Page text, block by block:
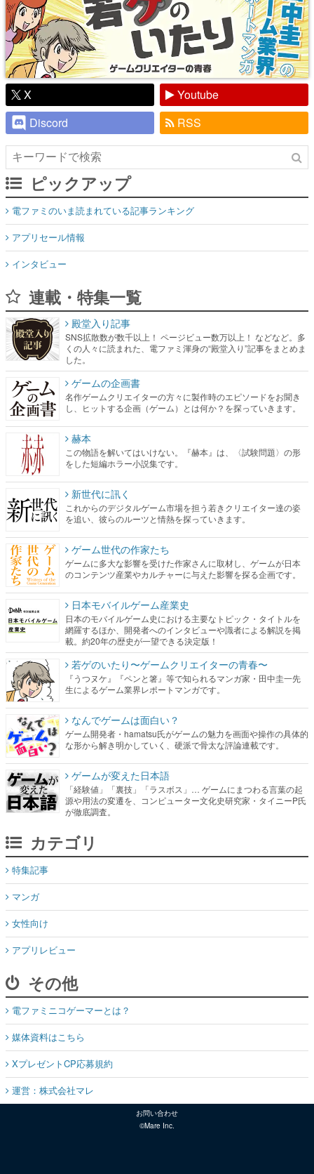
X
Youtube
Discord
RSS
ピックアップ
電ファミのいま読まれている記事ランキング
アプリセール情報
インタビュー
連載・特集一覧
殿堂入り記事
SNS拡散数が数千以上！ ページビュー数万以上！ などなど。多
くの人々に読まれた、電ファミ渾身の“殿堂入り”記事をまとめま
した。
ゲームの企画書
名作ゲームクリエイターの方々に製作時のエピソードをお聞き
し、ヒットする企画（ゲーム）とは何か？を探っていきます。
赫本
この物語を解いてはいけない。『赫本』は、〈試験問題〉の形
をした短編ホラー小説集です。
新世代に訊く
これからのデジタルゲーム市場を担う若きクリエイター達の姿
を追い、彼らのルーツと情熱を探っていきます。
ゲーム世代の作家たち
ゲームに多大な影響を受けた作家さんに取材し、ゲームが日本
のコンテンツ産業やカルチャーに与えた影響を探る企画です。
日本モバイルゲーム産業史
日本のモバイルゲーム史における主要なトピック・タイトルを
網羅するほか、開発者へのインタビューや識者による解説を掲
載。約20年の歴史が一望できる決定版！
若ゲのいたり〜ゲームクリエイターの青春〜
『うつヌケ』『ペンと箸』等で知られるマンガ家・田中圭一先
生によるゲーム業界レポートマンガです。
なんでゲームは面白い？
ゲーム開発者・hamatsu氏がゲームの魅力を画面や操作の具体的
な形から解き明かしていく、硬派で骨太な評論連載です。
ゲームが変えた日本語
「経験値」「裏技」「ラスボス」… ゲームにまつわる言葉の起
源や用法の変遷を、コンピューター文化史研究家・タイニーP氏
が徹底調査。
カテゴリ
特集記事
マンガ
女性向け
アプリレビュー
その他
電ファミニコゲーマーとは？
媒体資料はこちら
XプレゼントCP応募規約
運営：株式会社マレ
お問い合わせ
©Mare Inc.